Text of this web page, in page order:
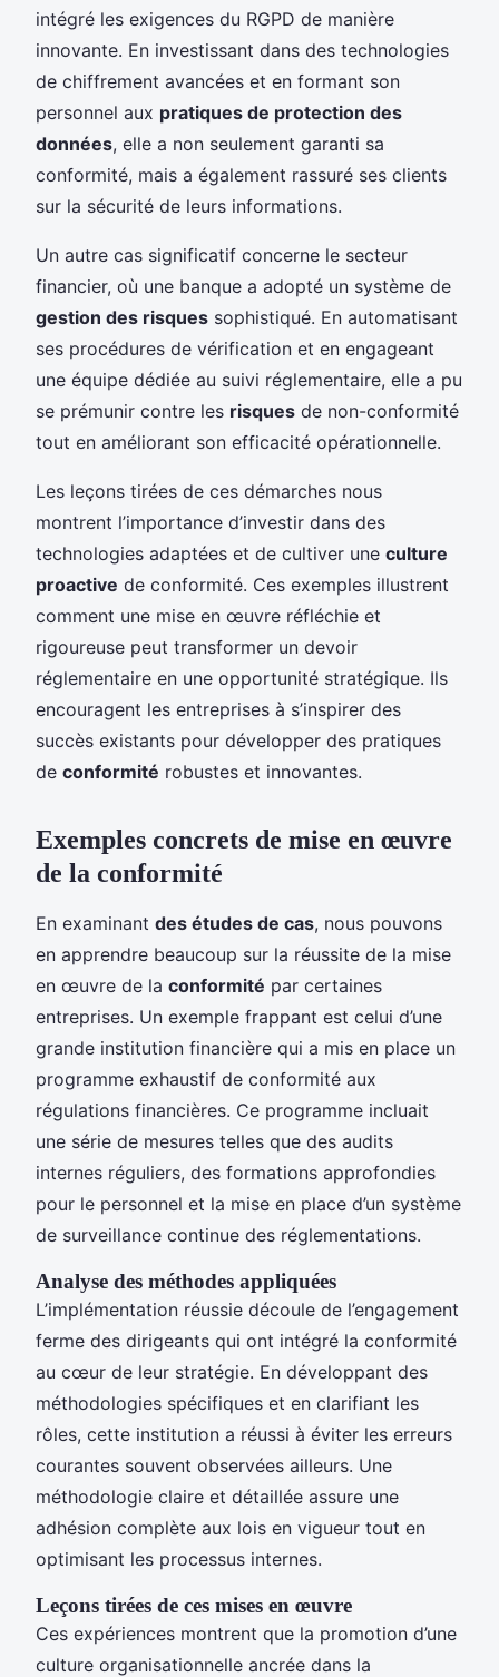
intégré les exigences du RGPD de manière
innovante. En investissant dans des technologies
de chiffrement avancées et en formant son
personnel aux pratiques de protection des
données, elle a non seulement garanti sa
conformité, mais a également rassuré ses clients
sur la sécurité de leurs informations.
Un autre cas significatif concerne le secteur
financier, où une banque a adopté un système de
gestion des risques sophistiqué. En automatisant
ses procédures de vérification et en engageant
une équipe dédiée au suivi réglementaire, elle a pu
se prémunir contre les risques de non-conformité
tout en améliorant son efficacité opérationnelle.
Les leçons tirées de ces démarches nous
montrent l’importance d’investir dans des
technologies adaptées et de cultiver une culture
proactive de conformité. Ces exemples illustrent
comment une mise en œuvre réfléchie et
rigoureuse peut transformer un devoir
réglementaire en une opportunité stratégique. Ils
encouragent les entreprises à s’inspirer des
succès existants pour développer des pratiques
de conformité robustes et innovantes.
Exemples concrets de mise en œuvre
de la conformité
En examinant des études de cas, nous pouvons
en apprendre beaucoup sur la réussite de la mise
en œuvre de la conformité par certaines
entreprises. Un exemple frappant est celui d’une
grande institution financière qui a mis en place un
programme exhaustif de conformité aux
régulations financières. Ce programme incluait
une série de mesures telles que des audits
internes réguliers, des formations approfondies
pour le personnel et la mise en place d’un système
de surveillance continue des réglementations.
Analyse des méthodes appliquées
L’implémentation réussie découle de l’engagement
ferme des dirigeants qui ont intégré la conformité
au cœur de leur stratégie. En développant des
méthodologies spécifiques et en clarifiant les
rôles, cette institution a réussi à éviter les erreurs
courantes souvent observées ailleurs. Une
méthodologie claire et détaillée assure une
adhésion complète aux lois en vigueur tout en
optimisant les processus internes.
Leçons tirées de ces mises en œuvre
Ces expériences montrent que la promotion d’une
culture organisationnelle ancrée dans la